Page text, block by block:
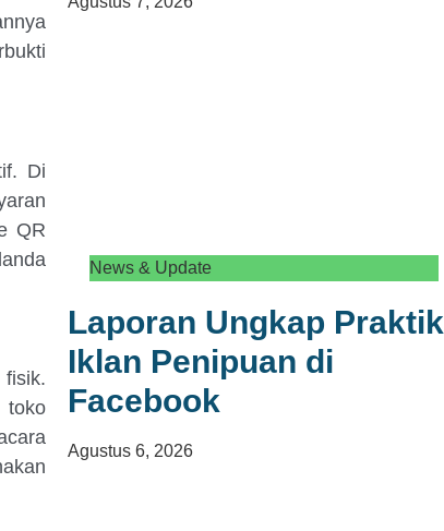
Di
QR
fisik.
News & Update
Laporan Ungkap Praktik
Iklan Penipuan di
Facebook
Agustus 6, 2026